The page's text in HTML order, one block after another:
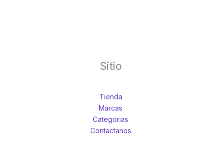
Sitio
Tienda
Marcas
Categorias
Contactanos